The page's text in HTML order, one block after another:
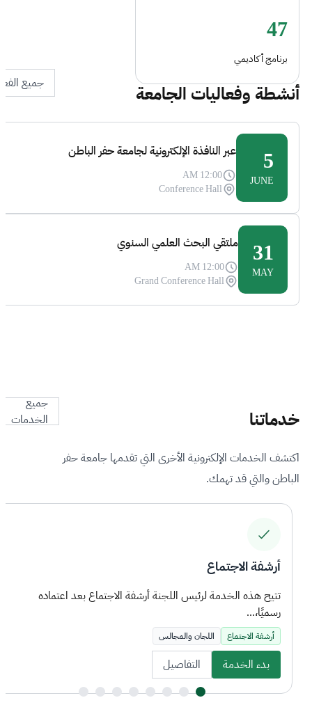
47
برنامج أكاديمي
أنشطة وفعاليات الجامعة جميع
5
JUNE
عبر النافذة الإلكترونية لجامعة حفر الباطن
12:00 AM
Conference Hall
31
MAY
ملتقي البحث العلمي السنوي
12:00 AM
Grand Conference Hall
خدماتنا
اكتشف الخدمات الإلكترونية الأخرى التي تقدمها جامعة حفر
الباطن والتي قد تهمك.
جميع
الخدمات
أرشفة الاجتماع
تتيح هذه الخدمة لرئيس اللجنة أرشفة الاجتماع بعد اعتماده
رسميًا،...
أرشفة الاجتماع اللجان والمجالس
بدء الخدمة التفاصيل